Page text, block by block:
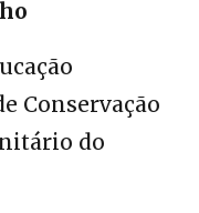
Conservação
do